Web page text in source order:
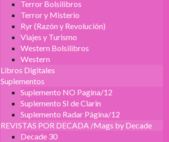
Terror Bolsilibros
Terror y Misterio
Ryr (Razón y Revolución)
Viajes y Turismo
Western Bolsilibros
Western
Libros Digitales
Suplementos
Suplemento NO Pagina/12
Suplemento SI de Clarin
Suplemento Radar Página/12
REVISTAS POR DECADA /Mags by Decade
Decade 30